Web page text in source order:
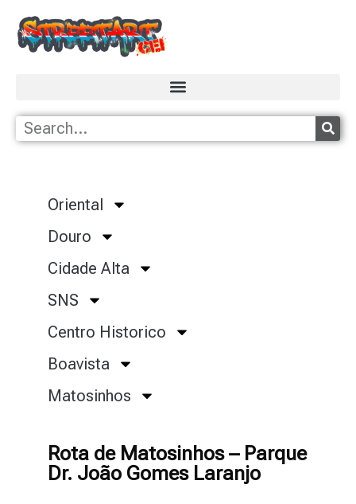
Oriental
Douro
Cidade Alta
SNS
Centro Historico
Boavista
Matosinhos
Rota de Matosinhos – Parque
Dr. João Gomes Laranjo